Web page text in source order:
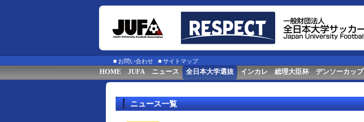
■ お問い合わせ ■ サイトマップ
HOME JUFA ニュース 全日本大学選抜 インカレ 総理大臣杯 デンソーカップ
ニュース一覧